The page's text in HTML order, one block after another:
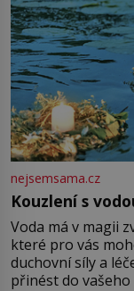
nejsemsama.cz
Kouzlení s
Voda má v magii
které pro vás
duchovní síly a
přinést do